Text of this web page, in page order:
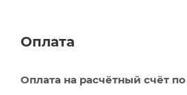
Оплата
Оплата на расчётный счёт